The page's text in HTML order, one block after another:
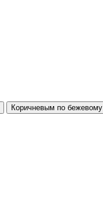
Коричневым по бежевому